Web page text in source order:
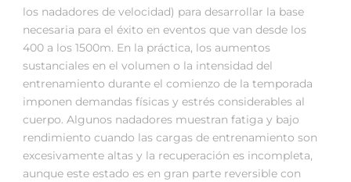
los nadadores de velocidad) para desarrollar la base
necesaria para el éxito en eventos que van desde los
400 a los 1500m. En la práctica, los aumentos
sustanciales en el volumen o la intensidad del
entrenamiento durante el comienzo de la temporada
imponen demandas físicas y estrés considerables al
cuerpo. Algunos nadadores muestran fatiga y bajo
rendimiento cuando las cargas de entrenamiento son
excesivamente altas y la recuperación es incompleta,
aunque este estado es en gran parte reversible con